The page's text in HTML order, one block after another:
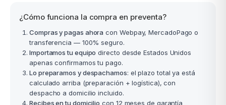
¿Cómo funciona la compra en preventa?
Compras y pagas ahora con Webpay, MercadoPago o
transferencia — 100% seguro.
Importamos tu equipo directo desde Estados Unidos
apenas confirmamos tu pago.
Lo preparamos y despachamos: el plazo total ya está
calculado arriba (preparación + logística), con
despacho a domicilio incluido.
Recibes en tu domicilio con 12 meses de garantía